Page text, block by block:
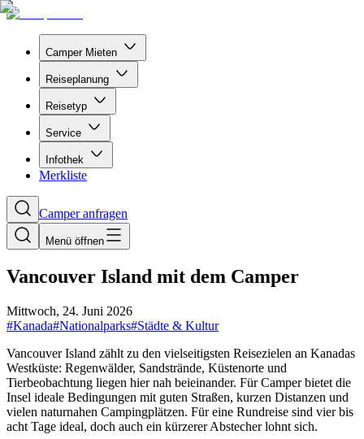
Camper Mieten
Reiseplanung
Reisetyp
Service
Infothek
Merkliste
Camper anfragen
Menü öffnen
Vancouver Island mit dem Camper
Mittwoch, 24. Juni 2026
#Kanada#Nationalparks#Städte & Kultur
Vancouver Island zählt zu den vielseitigsten Reisezielen an Kanadas
Westküste: Regenwälder, Sandstrände, Küstenorte und
Tierbeobachtung liegen hier nah beieinander. Für Camper bietet die
Insel ideale Bedingungen mit guten Straßen, kurzen Distanzen und
vielen naturnahen Campingplätzen. Für eine Rundreise sind vier bis
acht Tage ideal, doch auch ein kürzerer Abstecher lohnt sich.